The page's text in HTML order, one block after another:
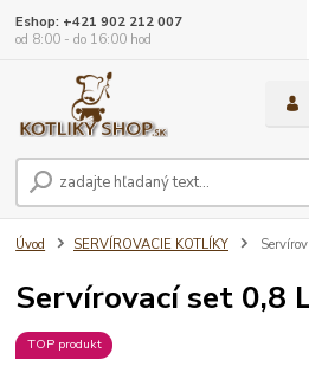
Eshop: +421 902 212 007
od 8:00 - do 16:00 hod
Úvod SERVÍROVACIE KOTLÍKY
Servírovací set 0,8
TOP produkt